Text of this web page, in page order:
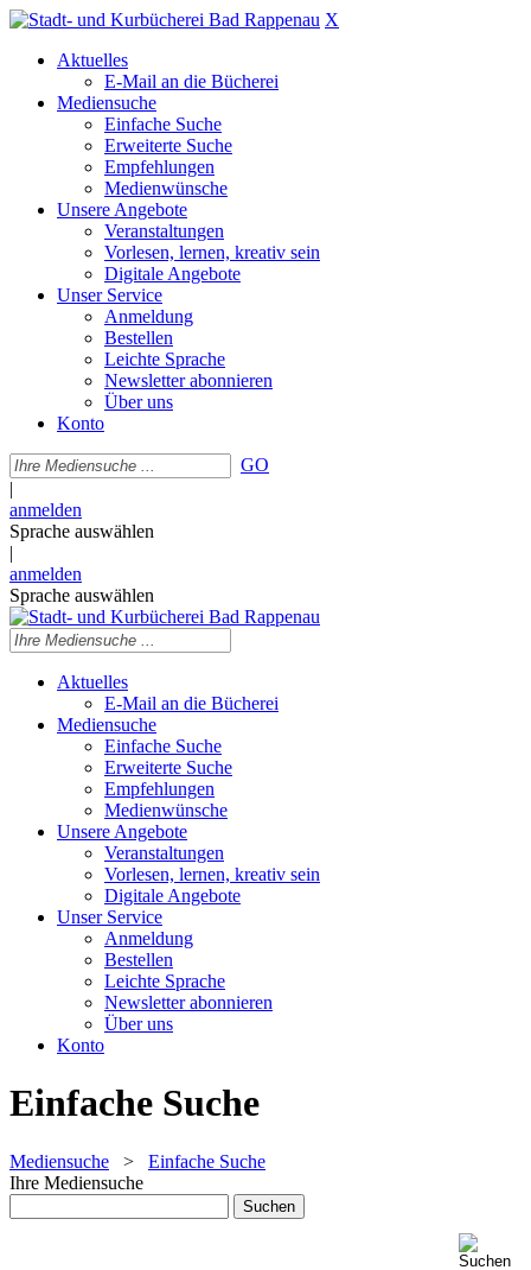
X
Aktuelles
E-Mail an die Bücherei
Mediensuche
Einfache Suche
Erweiterte Suche
Empfehlungen
Medienwünsche
Unsere Angebote
Veranstaltungen
Vorlesen, lernen, kreativ sein
Digitale Angebote
Unser Service
Anmeldung
Bestellen
Leichte Sprache
Newsletter abonnieren
Über uns
Konto
GO
|
anmelden
Sprache auswählen
|
anmelden
Sprache auswählen
Aktuelles
E-Mail an die Bücherei
Mediensuche
Einfache Suche
Erweiterte Suche
Empfehlungen
Medienwünsche
Unsere Angebote
Veranstaltungen
Vorlesen, lernen, kreativ sein
Digitale Angebote
Unser Service
Anmeldung
Bestellen
Leichte Sprache
Newsletter abonnieren
Über uns
Konto
Einfache Suche
Mediensuche > Einfache Suche
Ihre Mediensuche